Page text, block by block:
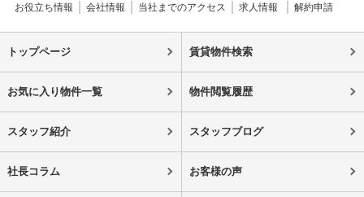
お役立ち情報
会社情報 当社までのアクセス 求人情報 解約申請
トップページ 賃貸物件検索
お気に入り物件一覧 物件閲覧履歴
スタッフ紹介 スタッフブログ
社長コラム お客様の声